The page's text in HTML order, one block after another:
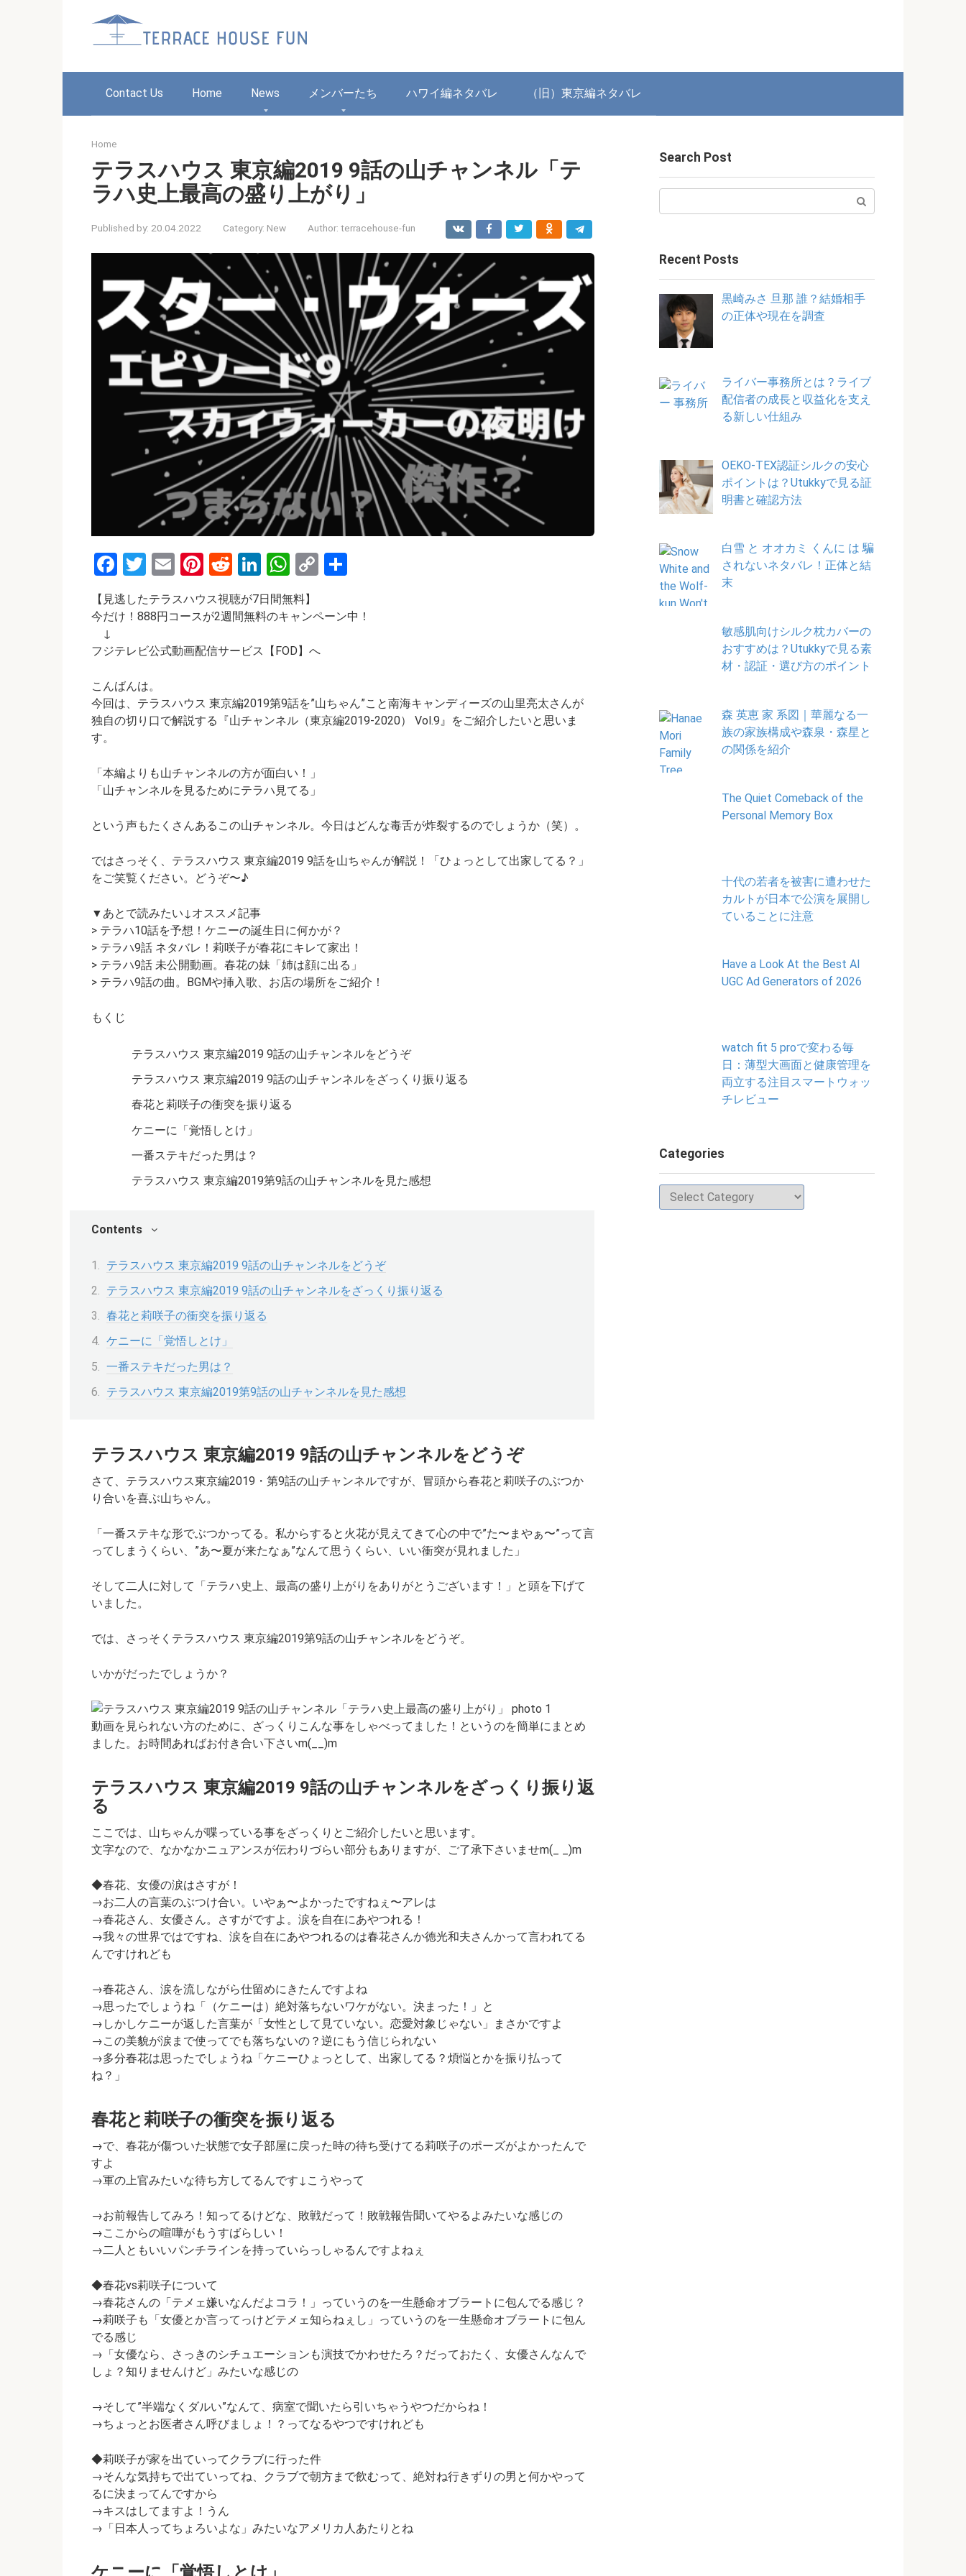
Contact Us Home News メンバーたち ハワイ編ネタバレ （旧）東京編ネタバレ
Home
テラスハウス 東京編2019 9話の山チャンネル「テ
ラハ史上最高の盛り上がり」
Published by: 20.04.2022 Category: New Author: terracehouse-fun
F
a
ce
o
o
k
T
wi
tt
E
ail
Pi
nt
er
t
R
e
d
t
Li
n
ke
n
W
h
at
A
p
C
py
n
ar
【見逃したテラスハウス視聴が7日間無料】
今だけ！888円コースが2週間無料のキャンペーン中！
↓
フジテレビ公式動画配信サービス【FOD】へ
こんばんは。
今回は、テラスハウス 東京編2019第9話を”山ちゃん”こと南海キャンディーズの山里亮太さんが
独自の切り口で解説する 『山チャンネル（東京編2019-2020） Vol.9』 をご紹介したいと思いま
す。
「本編よりも山チャンネルの方が面白い！」
「山チャンネルを見るためにテラハ見てる」
という声もたくさんあるこの山チャンネル。今日はどんな毒舌が炸裂するのでしょうか（笑）。
ではさっそく、テラスハウス 東京編2019 9話を山ちゃんが解説！
「ひょっとして出家してる？」
をご笑覧ください。どうぞ〜♪
▼あとで読みたい↓オススメ記事
> テラハ10話を予想！ケニーの誕生日に何かが？
> テラハ9話 ネタバレ！莉咲子が春花にキレて家出！
> テラハ9話 未公開動画。春花の妹「姉は顔に出る」
> テラハ9話の曲。BGMや挿入歌、お店の場所をご紹介！
もくじ
テラスハウス 東京編2019 9話の山チャンネルをどうぞ
テラスハウス 東京編2019 9話の山チャンネルをざっくり振り返る
春花と莉咲子の衝突を振り返る
ケニーに「覚悟しとけ」
一番ステキだった男は？
テラスハウス 東京編2019第9話の山チャンネルを見た感想
Contents
テラスハウス 東京編2019 9話の山チャンネルをどうぞ
テラスハウス 東京編2019 9話の山チャンネルをざっくり振り返る
春花と莉咲子の衝突を振り返る
ケニーに「覚悟しとけ」
一番ステキだった男は？
テラスハウス 東京編2019第9話の山チャンネルを見た感想
テラスハウス 東京編2019 9話の山チャンネルをどうぞ
さて、テラスハウス東京編2019・第9話の山チャンネルですが、冒頭から春花と莉咲子のぶつか
り合いを喜ぶ山ちゃん。
「一番ステキな形でぶつかってる。私からすると火花が見えてきて心の中で”た〜まやぁ〜”って言
ってしまうくらい、”あ〜夏が来たなぁ”なんて思うくらい、いい衝突が見れました」
そして二人に対して 「テラハ史上、最高の盛り上がりをありがとうございます！」 と頭を下げて
いました。
では、さっそくテラスハウス 東京編2019第9話の山チャンネルをどうぞ。
いかがだったでしょうか？
動画を見られない方のために、ざっくりこんな事をしゃべってました！というのを簡単にまとめ
ました。お時間あればお付き合い下さいm(__)m
テラスハウス 東京編2019 9話の山チャンネルをざっくり振り返
る
ここでは、山ちゃんが喋っている事をざっくりとご紹介したいと思います。
文字なので、なかなかニュアンスが伝わりづらい部分もありますが、ご了承下さいませm(_ _)m
◆春花、女優の涙はさすが！
→お二人の言葉のぶつけ合い。いやぁ〜よかったですねぇ〜アレは
→春花さん、女優さん。さすがですよ。涙を自在にあやつれる！
→我々の世界ではですね、涙を自在にあやつれるのは春花さんか徳光和夫さんかって言われてる
んですけれども
→春花さん、涙を流しながら仕留めにきたんですよね
→思ったでしょうね「（ケニーは）絶対落ちないワケがない。決まった！」と
→しかしケニーが返した言葉が「女性として見ていない。恋愛対象じゃない」まさかですよ
→この美貌が涙まで使ってでも落ちないの？逆にもう信じられない
→多分春花は思ったでしょうね 「ケニーひょっとして、出家してる？煩悩とかを振り払って
ね？」
春花と莉咲子の衝突を振り返る
→で、春花が傷ついた状態で女子部屋に戻った時の待ち受けてる莉咲子のポーズがよかったんで
すよ
→軍の上官みたいな待ち方してるんです↓こうやって
→お前報告してみろ！知ってるけどな、敗戦だって！ 敗戦報告聞いてやるよみたいな感じの
→ここからの喧嘩がもうすばらしい！
→二人ともいいパンチラインを持っていらっしゃるんですよねぇ
◆春花vs莉咲子について
→春花さんの「テメェ嫌いなんだよコラ！」っていうのを一生懸命オブラートに包んでる感じ？
→莉咲子も「女優とか言ってっけどテメェ知らねぇし」っていうのを一生懸命オブラートに包ん
でる感じ
→「女優なら、さっきのシチュエーションも演技でかわせたろ？ だっておたく、女優さんなんで
しょ？知りませんけど 」みたいな感じの
→そして”半端なくダルい”なんて、病室で聞いたら引いちゃうやつだからね！
→ちょっとお医者さん呼びましょ！？ってなるやつですけれども
◆莉咲子が家を出ていってクラブに行った件
→そんな気持ちで出ていってね、クラブで朝方まで飲むって、絶対ね行きずりの男と何かやって
るに決まってんですから
→キスはしてますよ！うん
→「日本人ってちょろいよな」みたいなアメリカ人あたりとね
Search Post
Recent Posts
黒崎みさ 旦那 誰？結婚相手
の正体や現在を調査
ライバー事務所とは？ライブ
配信者の成長と収益化を支え
る新しい仕組み
OEKO-TEX認証シルクの安心
ポイントは？Utukkyで見る証
明書と確認方法
白雪 と オオカミ くんに は 騙
されないネタバレ！正体と結
末
敏感肌向けシルク枕カバーの
おすすめは？Utukkyで見る素
材・認証・選び方のポイント
森 英恵 家 系図｜華麗なる一
族の家族構成や森泉・森星と
の関係を紹介
The Quiet Comeback of the
Personal Memory Box
十代の若者を被害に遭わせた
カルトが日本で公演を展開し
ていることに注意
Have a Look At the Best AI
UGC Ad Generators of 2026
watch fit 5 proで変わる毎
日：薄型大画面と健康管理を
両立する注目スマートウォッ
チレビュー
Categories
Categories